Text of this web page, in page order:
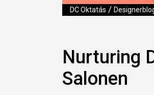
DC Oktatás /
Nurturing
Salonen